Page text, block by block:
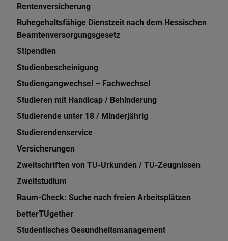
Rentenversicherung
Ruhegehaltsfähige Dienstzeit nach dem Hessischen
Beamtenversorgungsgesetz
Stipendien
Studienbescheinigung
Studiengangwechsel – Fachwechsel
Studieren mit Handicap / Behinderung
Studierende unter 18 / Minderjährig
Studierendenservice
Versicherungen
Zweitschriften von TU-Urkunden / TU-Zeugnissen
Zweitstudium
Raum-Check: Suche nach freien Arbeitsplätzen
betterTUgether
Studentisches Gesundheitsmanagement